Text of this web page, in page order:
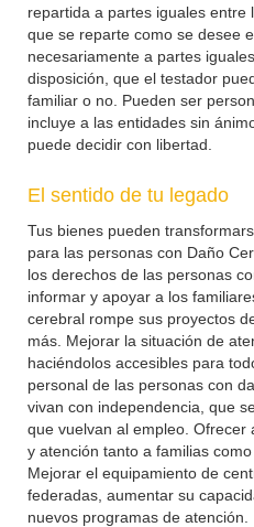
repartida a partes iguales entre
que se reparte como se desee
necesariamente a partes
disposición, que el testador
familiar o no. Pueden ser
incluye a las entidades sin
puede decidir con libertad.
El sentido de tu legado
Tus bienes pueden
para las personas con Daño
los derechos de las personas
informar y apoyar a los
cerebral rompe sus proyectos
más. Mejorar la situación de
haciéndolos accesibles para
personal de las personas con
vivan con independencia, que
que vuelvan al empleo. Ofrecer
y atención tanto a familias
Mejorar el equipamiento de
federadas, aumentar su
nuevos programas de atención.